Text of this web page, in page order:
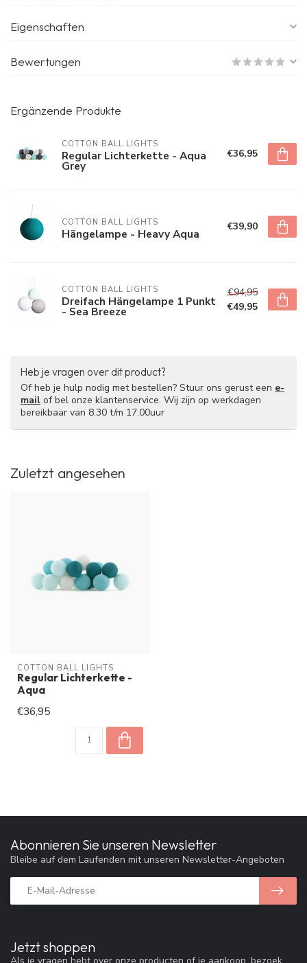
Eigenschaften
Bewertungen
Ergänzende Produkte
COTTON BALL LIGHTS
Regular Lichterkette - Aqua
Grey
€36,95
COTTON BALL LIGHTS
Hängelampe - Heavy Aqua €39,90
COTTON BALL LIGHTS
Dreifach Hängelampe 1 Punkt
- Sea Breeze
€94,95
€49,95
Heb je vragen over dit product?
Of heb je hulp nodig met bestellen? Stuur ons gerust een e-
mail of bel onze klantenservice. Wij zijn op werkdagen
bereikbaar van 8.30 t/m 17.00uur
Zuletzt angesehen
COTTON BALL LIGHTS
Regular Lichterkette -
Aqua
€36,95
Jetzt shoppen
Als je vragen hebt over onze producten of je aankoop, bezoek
Abonnieren Sie unseren Newsletter
Bleibe auf dem Laufenden mit unseren Newsletter-Angeboten